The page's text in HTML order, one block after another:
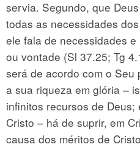
servia. Segundo, que
todas as necessidades
ele fala de necessidades
ou vontade (Sl 37.25; Tg
será de acordo com o
a sua riqueza em glória –
infinitos recursos de
Cristo – há de suprir, em
causa dos méritos de